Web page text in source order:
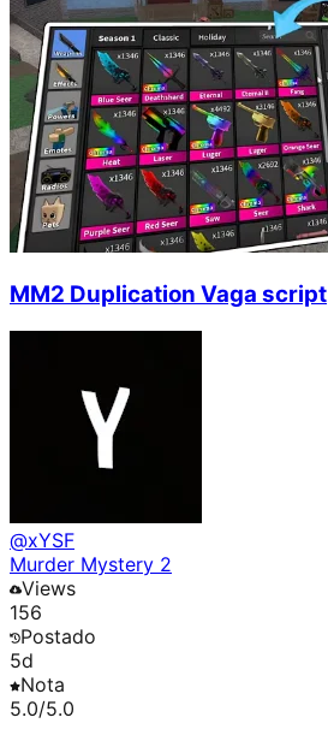
MM2 Duplication Vaga script
@xYSF
Murder Mystery 2
Views
156
Postado
5d
Nota
5.0/5.0